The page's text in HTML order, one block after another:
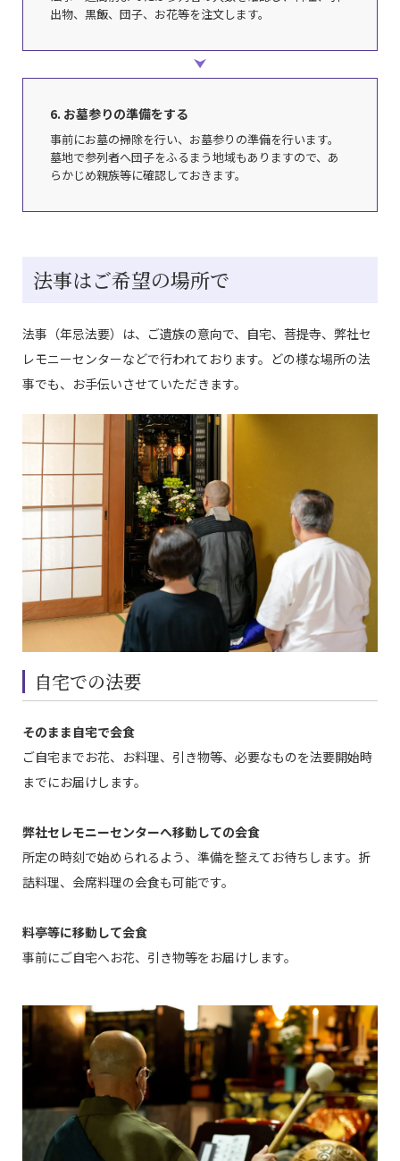
出物、黒飯、団子、お花等を注文します。
6. お墓参りの準備をする
事前にお墓の掃除を行い、お墓参りの準備を行います。
墓地で参列者へ団子をふるまう地域もありますので、あ
らかじめ親族等に確認しておきます。
法事はご希望の場所で
法事（年忌法要）は、ご遺族の意向で、自宅、菩提寺、弊社セ
レモニーセンターなどで行われております。どの様な場所の法
事でも、お手伝いさせていただきます。
自宅での法要
そのまま自宅で会食
ご自宅までお花、お料理、引き物等、必要なものを法要開始時
までにお届けします。
弊社セレモニーセンターへ移動しての会食
所定の時刻で始められるよう、準備を整えてお待ちします。折
詰料理、会席料理の会食も可能です。
料亭等に移動して会食
事前にご自宅へお花、引き物等をお届けします。